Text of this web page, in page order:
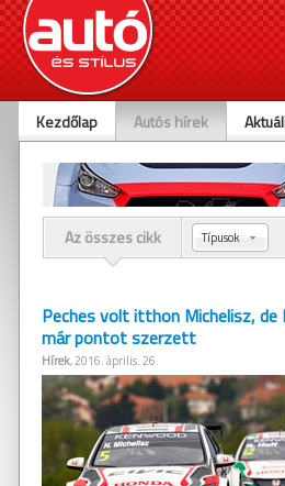
Kezdőlap Autós hírek
Az összes cikk Típusok
Peches volt itthon Michelisz, de
már pontot szerzett
Hírek, 2016. április. 26.